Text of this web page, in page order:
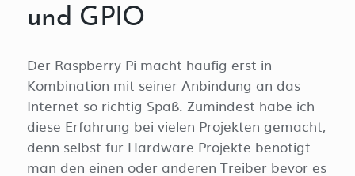
und GPIO
Der Raspberry Pi macht häufig erst in
Kombination mit seiner Anbindung an das
Internet so richtig Spaß. Zumindest habe ich
diese Erfahrung bei vielen Projekten gemacht,
denn selbst für Hardware Projekte benötigt
man den einen oder anderen Treiber bevor es